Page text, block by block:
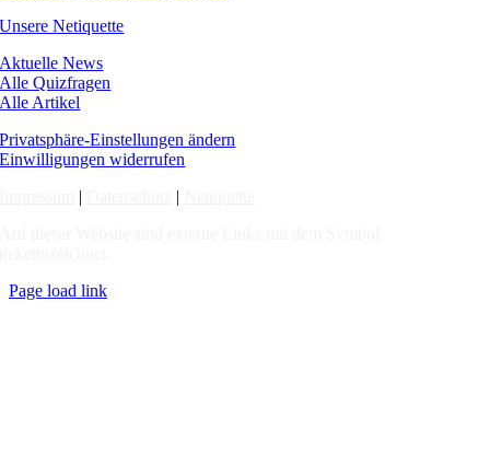
Unsere Netiquette
Aktuelle News
Alle Quizfragen
Alle Artikel
Privatsphäre-Einstellungen ändern
Einwilligungen widerrufen
| |
Page load link